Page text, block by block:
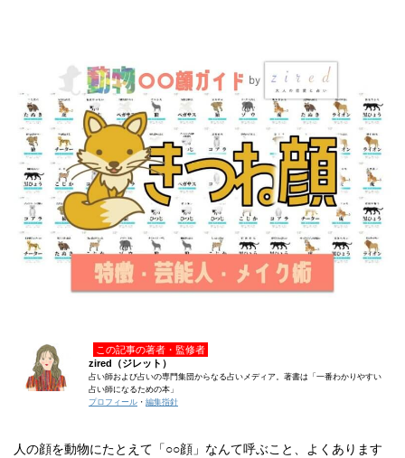
この記事の著者・監修者
zired（ジレット）
占い師および占いの専門集団からなる占いメディア。著書は「一番わかりやすい
占い師になるための本」
プロフィール ・ 編集指針
人の顔を動物にたとえて「○○顔」なんて呼ぶこと、よくあります